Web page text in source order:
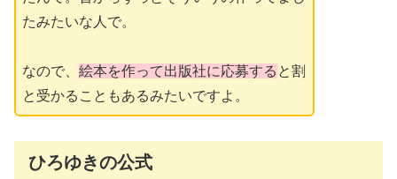
たみたいな人で。
なので、 絵本を作って出版社に応募する と割
と受かることもあるみたいですよ。
ひろゆきの公式